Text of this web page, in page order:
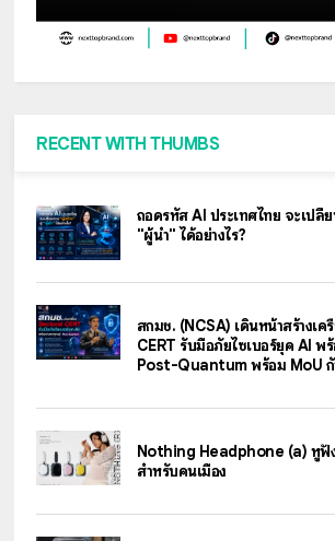
RECENT WITH THUMBS
ถอดรหัส AI ประเทศไทย จะเปลี่
"ผู้นำ" ได้อย่างไร?
สกมช. (NCSA) เดินหน้าสร้างเ
CERT รับมือภัยไซเบอร์ยุค AI พร้
Post-Quantum พร้อม MoU
Nothing Headphone (a) หูฟั
สำหรับคนเมือง